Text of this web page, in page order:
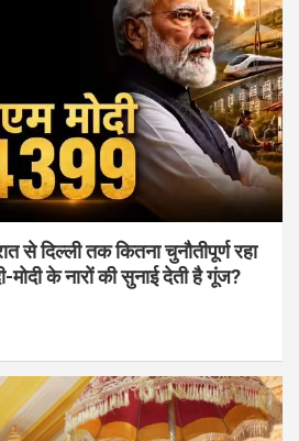
से दिल्ली तक कितना चुनौतीपूर्ण रहा
के नारों की सुनाई देती है गूंज?